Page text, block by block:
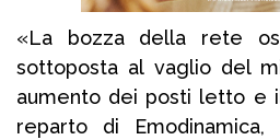
«La bozza della rete
sottoposta al vaglio del
aumento dei posti letto e
reparto di